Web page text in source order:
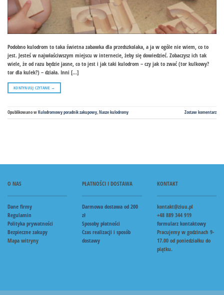
Podobno kulodrom to taka świetna zabawka dla przedszkolaka, a ja w ogóle nie wiem, co to
jest. Jesteś w najwłaściwszym miejscu w internecie, żeby się dowiedzieć. Zobaczysz ich tak
wiele, że od razu będzie jasne, co to jest i jak taki kulodrom – czy jak to zwać (tor kulkowy?
tor dla kulek?) – działa. Inni […]
KONTYNUUJ CZYTANIE →
Opublikowano wKulodromowy poradnik zakupowy,Nasze kulodromy Zostaw komentarz
O NAS
Dane firmy
Regulamin
Polityka prywatności
Bezpieczne zakupy
Mapa witryny
PŁATNOŚCI I DOSTAWA
Darmowa dostawa od 200
zł
Sposoby płatności
Czas realizacji i sposób
dostawy
KONTAKT
kontakt@ziuu.pl
+48 889 344 919
formularz kontaktowy
Pracujemy w godzinach 9-
17.00 od poniedziałku do
piątku.